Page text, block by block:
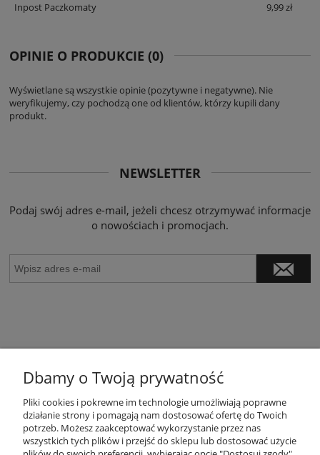
Inpost Paczkomaty 9,99 zł
OPINIE O PRODUKCIE (0)
Wyświetlane są wszystkie opinie (pozytywne i negatywne). Nie
weryfikujemy, czy pochodzą one od klientów, którzy kupili dany
produkt.
NEWSLETTER
Podaj swój adres e-mail, jeżeli chcesz otrzymywać informacje
o nowościach i promocjach.
POMOC
MOJE KONTO
Dbamy o Twoją prywatność
Pliki cookies i pokrewne im technologie umożliwiają poprawne
działanie strony i pomagają nam dostosować ofertę do Twoich
potrzeb. Możesz zaakceptować wykorzystanie przez nas
wszystkich tych plików i przejść do sklepu lub dostosować użycie